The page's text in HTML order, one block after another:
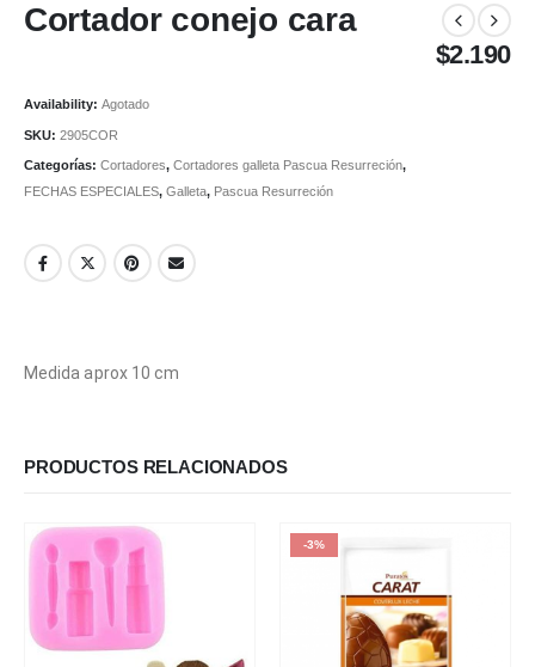
Cortador conejo cara
$2.190
Availability: Agotado
SKU: 2905COR
Categorías: Cortadores, Cortadores galleta Pascua Resurreción,
FECHAS ESPECIALES, Galleta, Pascua Resurreción
Medida aprox 10 cm
PRODUCTOS RELACIONADOS
-3%